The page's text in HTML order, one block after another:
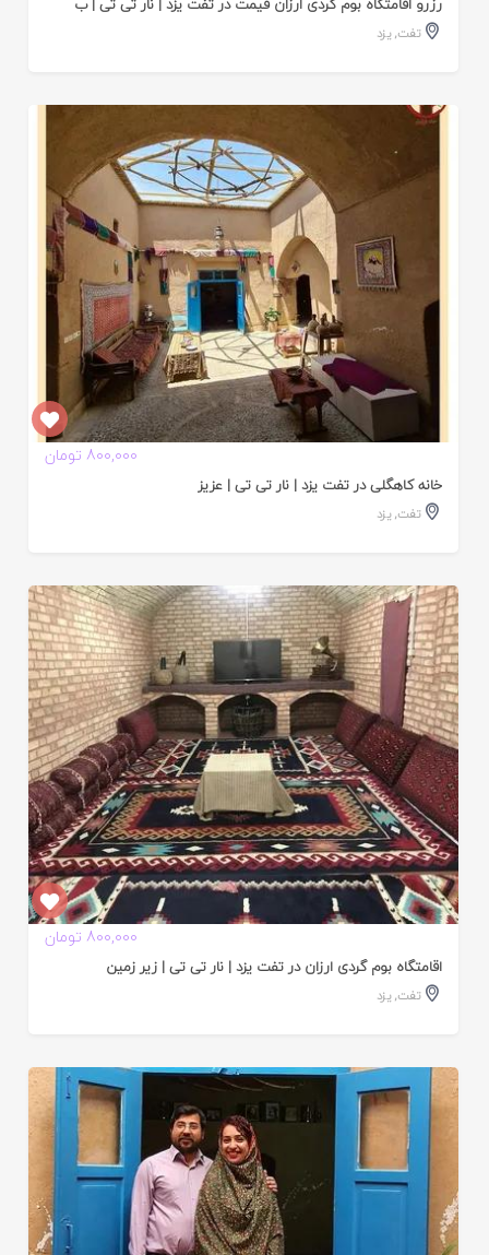
تفت,یزد
800,000 تومان
خانه کاهگلی در تفت یزد | نار تی تی | عزیز
تفت,یزد
800,000 تومان
اقامتگاه بوم گردی ارزان در تفت یزد | نار تی تی | زیر زمین
تفت,یزد